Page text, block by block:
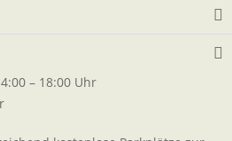
– 18:00 Uhr